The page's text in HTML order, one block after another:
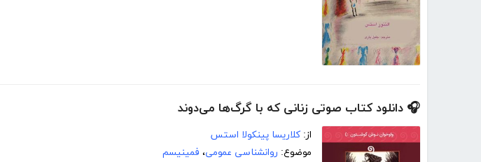
🎧 دانلود کتاب صوتی زنانی که با گرگ‌ها می‌دوند
از: کلاریسا پینکولا استس
موضوع: روانشناسی عمومی، فمینیسم